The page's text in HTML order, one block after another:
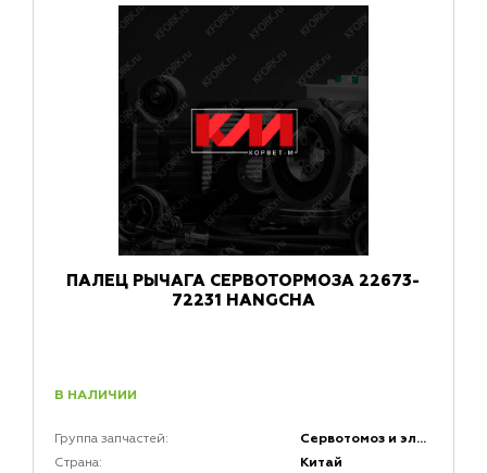
ПАЛЕЦ РЫЧАГА СЕРВОТОРМОЗА 22673-
72231 HANGCHA
В НАЛИЧИИ
Группа запчастей: Сервотомоз и элементы сервотормоза
Страна: Китай